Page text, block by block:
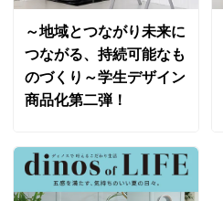
～地域とつながり未来に
つながる、持続可能なも
のづくり～学生デザイン
商品化第二弾！